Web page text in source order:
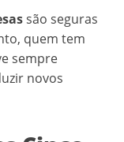
vegana, e